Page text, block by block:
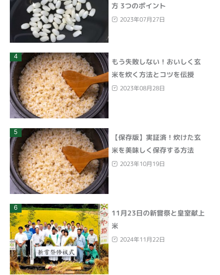
方 3つのポイント
2023年07月27日
4
もう失敗しない！おいしく玄
米を炊く方法とコツを伝授
2023年08月28日
5
【保存版】実証済！炊けた玄
米を美味しく保存する方法
2023年10月19日
6
11月23日の新嘗祭と皇室献上
米
2024年11月22日